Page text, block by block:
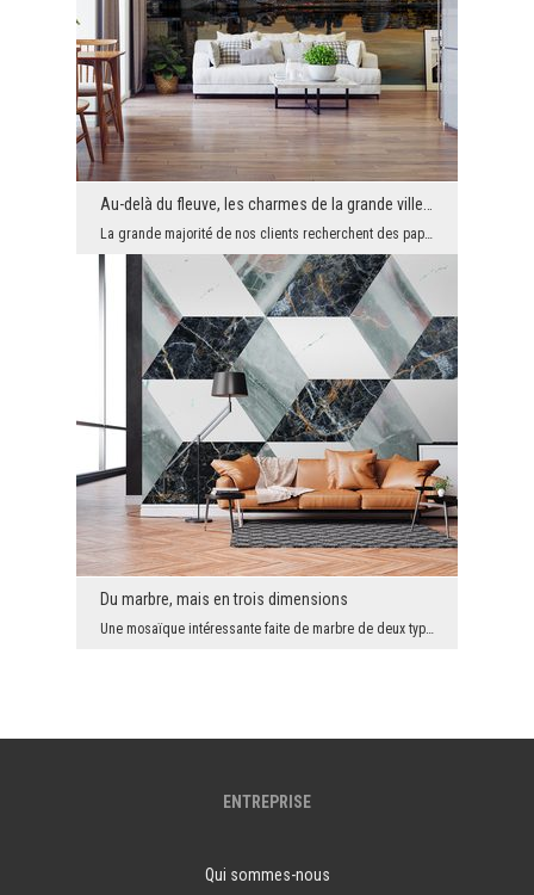
La grande majorité de nos clients recherchent des papiers peints avec des vues sur les prairies, ...
Du marbre, mais en trois dimensions
Une mosaïque intéressante faite de marbre de deux types. Cependant, ce n'est pas une façon ordina...
ENTREPRISE
Qui sommes-nous